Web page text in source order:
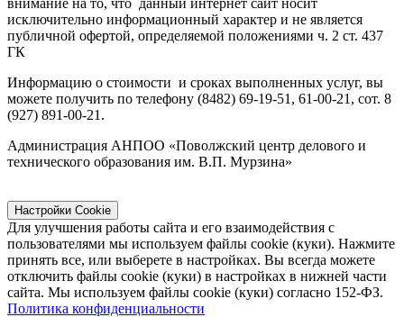
исключительно информационный характер и не является
публичной офертой, определяемой положениями ч. 2 ст. 437
ГК
Информацию о стоимости и сроках выполненных услуг, вы
можете получить по телефону (8482) 69-19-51, 61-00-21, сот. 8
(927) 891-00-21.
Администрация АНПОО «Поволжский центр делового и
технического образования им. В.П. Мурзина»
Настройки Cookie
Для улучшения работы сайта и его взаимодействия с
пользователями мы используем файлы cookie (куки). Нажмите
принять все, или выберете в настройках. Вы всегда можете
отключить файлы cookie (куки) в настройках в нижней части
сайта. Мы используем файлы cookie (куки) согласно 152-ФЗ.
Политика конфиденциальности